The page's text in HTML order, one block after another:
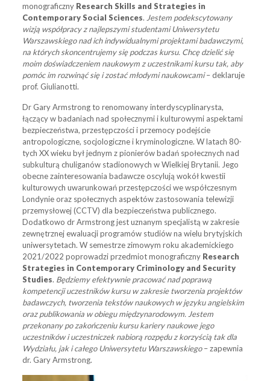
monograficzny Research Skills and Strategies in
Contemporary Social Sciences. Jestem podekscytowany
wizją współpracy z najlepszymi studentami Uniwersytetu
Warszawskiego nad ich indywidualnymi projektami badawczymi,
na których skoncentrujemy się podczas kursu. Chcę dzielić się
moim doświadczeniem naukowym z uczestnikami kursu tak, aby
pomóc im rozwinąć się i zostać młodymi naukowcami– deklaruje
prof. Giulianotti.
Dr Gary Armstrong to renomowany interdyscyplinarysta,
łączący w badaniach nad społecznymi i kulturowymi aspektami
bezpieczeństwa, przestępczości i przemocy podejście
antropologiczne, socjologiczne i kryminologiczne. W latach 80-
tych XX wieku był jednym z pionierów badań społecznych nad
subkulturą chuliganów stadionowych w Wielkiej Brytanii. Jego
obecne zainteresowania badawcze oscylują wokół kwestii
kulturowych uwarunkowań przestępczości we współczesnym
Londynie oraz społecznych aspektów zastosowania telewizji
przemysłowej (CCTV) dla bezpieczeństwa publicznego.
Dodatkowo dr Armstrong jest uznanym specjalistą w zakresie
zewnętrznej ewaluacji programów studiów na wielu brytyjskich
uniwersytetach. W semestrze zimowym roku akademickiego
2021/2022 poprowadzi przedmiot monograficzny Research
Strategies in Contemporary Criminology and Security
Studies. Będziemy efektywnie pracować nad poprawą
kompetencji uczestników kursu w zakresie tworzenia projektów
badawczych, tworzenia tekstów naukowych w języku angielskim
oraz publikowania w obiegu międzynarodowym. Jestem
przekonany po zakończeniu kursu kariery naukowe jego
uczestników i uczestniczek nabiorą rozpędu z korzyścią tak dla
Wydziału, jak i całego Uniwersytetu Warszawskiego– zapewnia
dr. Gary Armstrong.